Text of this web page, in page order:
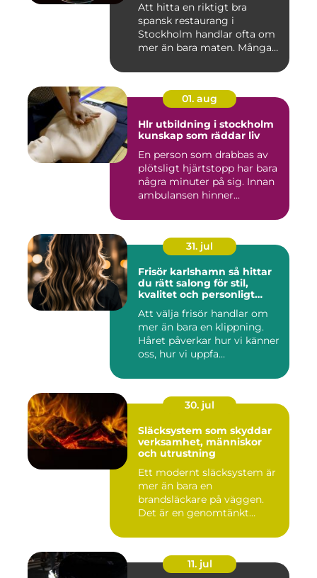
Att hitta en riktigt bra
spansk restaurang i
Stockholm handlar ofta om
mer än bara maten. Många
01. aug
Hlr utbildning i stockholm
kunskap som räddar liv
En person som drabbas av
plötsligt hjärtstopp har bara
några minuter på sig. Innan
ambulansen hinner...
31. jul
Frisör karlshamn så hittar
du rätt salong för stil,
kvalitet och personligt
Att välja frisör handlar om
mer än bara en klippning.
Håret påverkar hur vi känner
oss, hur vi uppfa...
30. jul
Släcksystem som skyddar
verksamhet, människor
och utrustning
Ett modernt släcksystem är
mer än bara en
brandsläckare på väggen.
Det är en genomtänkt
11. jul